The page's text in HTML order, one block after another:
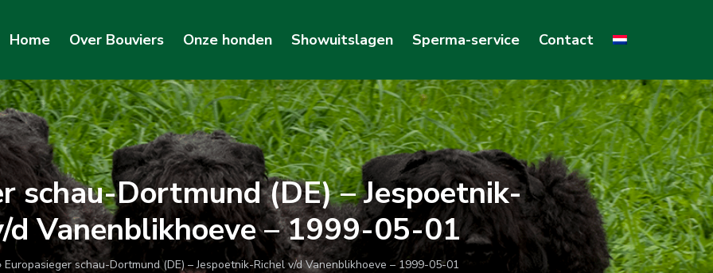
Home Over Bouviers Onze honden Showuitslagen Sperma-service Contact
schau-Dortmund (DE) – Jespoetnik-
d Vanenblikhoeve – 1999-05-01
Europasieger schau-Dortmund (DE) – Jespoetnik-Richel v/d Vanenblikhoeve – 1999-05-01